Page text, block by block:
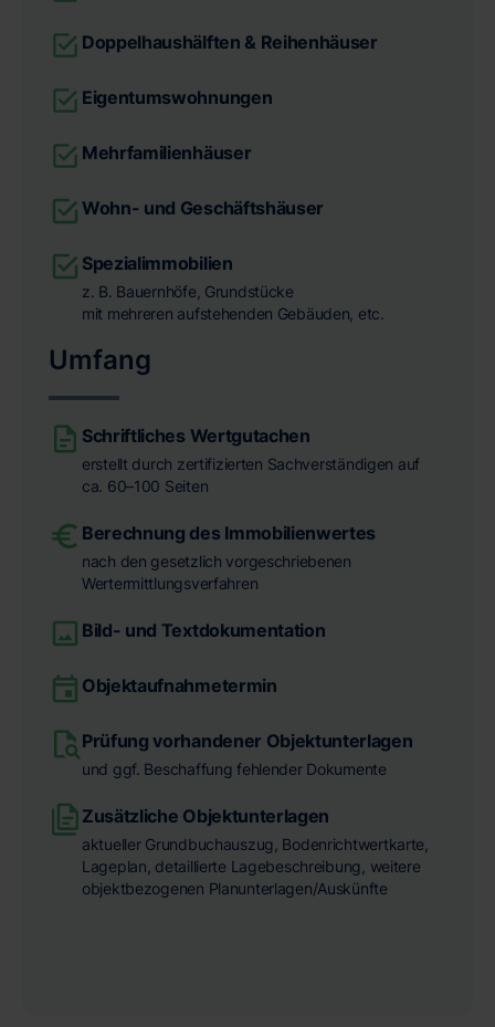
Doppelhaushälften & Reihenhäuser
Eigentumswohnungen
Mehrfamilienhäuser
Wohn- und Geschäftshäuser
Spezialimmobilien
z. B. Bauernhöfe, Grundstücke
mit mehreren aufstehenden Gebäuden, etc.
Umfang
Schriftliches Wertgutachen
erstellt durch zertifizierten Sachverständigen auf
ca. 60–100 Seiten
Berechnung des Immobilienwertes
nach den gesetzlich vorgeschriebenen
Wertermittlungsverfahren
Bild- und Textdokumentation
Objektaufnahmetermin
Prüfung vorhandener Objektunterlagen
und ggf. Beschaffung fehlender Dokumente
Zusätzliche Objektunterlagen
aktueller Grundbuchauszug, Bodenrichtwertkarte,
Lageplan, detaillierte Lagebeschreibung, weitere
objektbezogenen Planunterlagen/Auskünfte